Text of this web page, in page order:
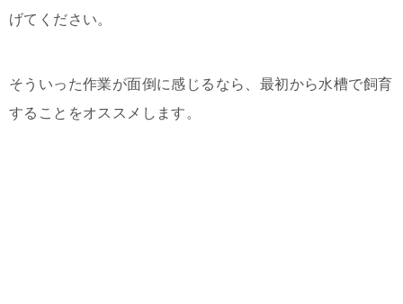
げてください。
そういった作業が面倒に感じるなら、最初から水槽で飼育
することをオススメします。